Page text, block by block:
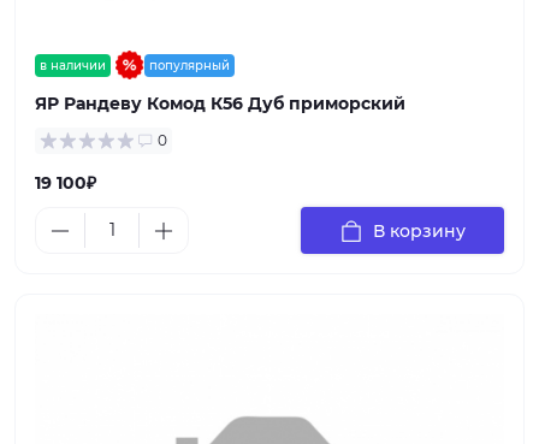
в наличии популярный
ЯР Рандеву Комод К56 Дуб приморский
0
19 100₽
В корзину